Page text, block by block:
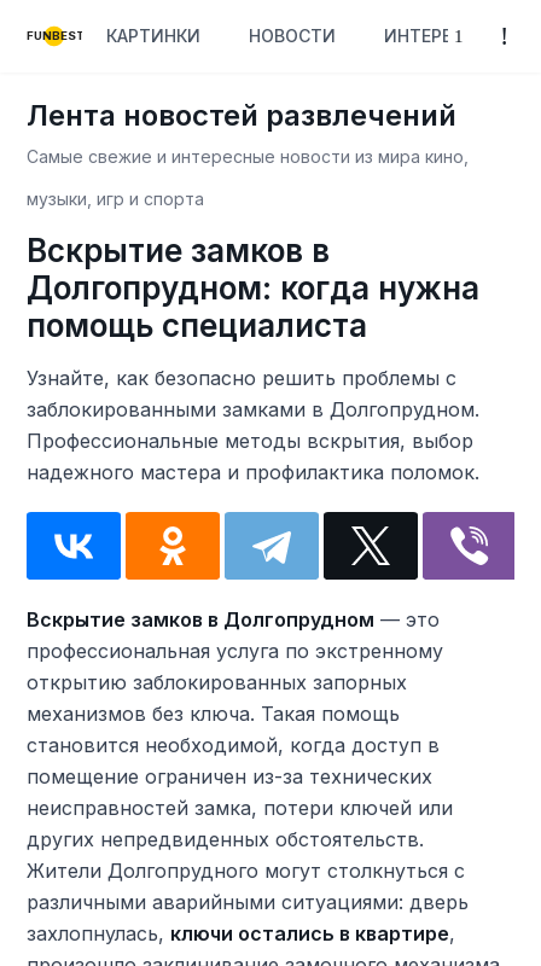
FUNBEST КАРТИНКИ НОВОСТИ ИНТЕРЕСНОЕ
Лента новостей развлечений
Самые свежие и интересные новости из мира кино,
музыки, игр и спорта
Вскрытие замков в
Долгопрудном: когда нужна
помощь специалиста
Узнайте, как безопасно решить проблемы с
заблокированными замками в Долгопрудном.
Профессиональные методы вскрытия, выбор
надежного мастера и профилактика поломок.
Вскрытие замков в Долгопрудном — это
профессиональная услуга по экстренному
открытию заблокированных запорных
механизмов без ключа. Такая помощь
становится необходимой, когда доступ в
помещение ограничен из-за технических
неисправностей замка, потери ключей или
других непредвиденных обстоятельств.
Жители Долгопрудного могут столкнуться с
различными аварийными ситуациями: дверь
захлопнулась, ключи остались в квартире,